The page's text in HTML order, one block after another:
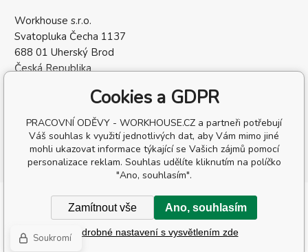
Workhouse s.r.o.
Svatopluka Čecha 1137
688 01 Uherský Brod
Česká Republika
DIČ: CZ05568137
Copyright © 2026 Workhouse s.r.o.
Všechna práva vyhrazena.
Tvorba a pronájem eshopů BINARGON.cz-Mapa stránek
Cookies a GDPR
PRACOVNÍ ODĚVY - WORKHOUSE.CZ a partneři potřebují
Váš souhlas k využití jednotlivých dat, aby Vám mimo jiné
mohli ukazovat informace týkající se Vašich zájmů pomocí
personalizace reklam. Souhlas udělíte kliknutím na políčko
"Ano, souhlasím".
Zamítnout vše Ano, souhlasím
Podrobné nastavení s vysvětlením zde
Soukromí